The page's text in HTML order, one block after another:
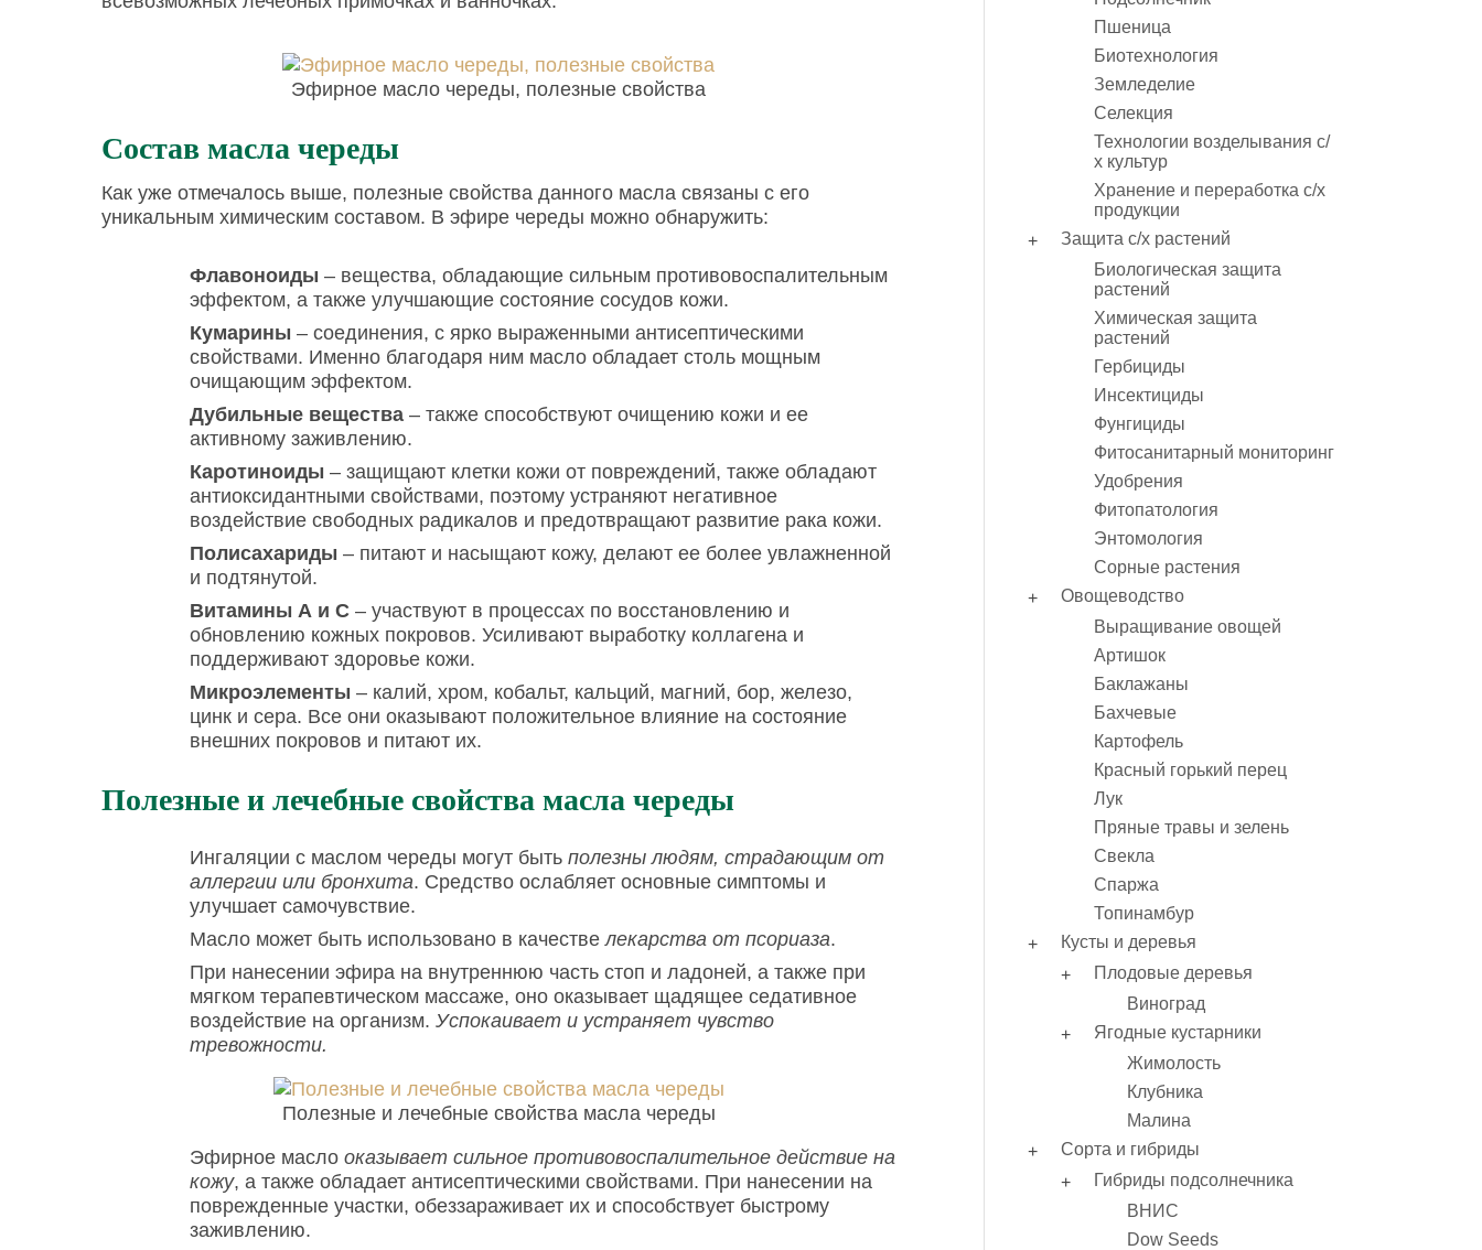
Эфирное масло череды, полезные свойства
Состав масла череды
Как уже отмечалось выше, полезные свойства данного масла связаны с его
уникальным химическим составом. В эфире череды можно обнаружить:
Флавоноиды – вещества, обладающие сильным противовоспалительным
эффектом, а также улучшающие состояние сосудов кожи.
Кумарины – соединения, с ярко выраженными антисептическими
свойствами. Именно благодаря ним масло обладает столь мощным
очищающим эффектом.
Дубильные вещества – также способствуют очищению кожи и ее
активному заживлению.
Каротиноиды – защищают клетки кожи от повреждений, также обладают
антиоксидантными свойствами, поэтому устраняют негативное
воздействие свободных радикалов и предотвращают развитие рака кожи.
Полисахариды – питают и насыщают кожу, делают ее более увлажненной
и подтянутой.
Витамины А и С – участвуют в процессах по восстановлению и
обновлению кожных покровов. Усиливают выработку коллагена и
поддерживают здоровье кожи.
Микроэлементы – калий, хром, кобальт, кальций, магний, бор, железо,
цинк и сера. Все они оказывают положительное влияние на состояние
внешних покровов и питают их.
Полезные и лечебные свойства масла череды
Ингаляции с маслом череды могут быть полезны людям, страдающим от
аллергии или бронхита. Средство ослабляет основные симптомы и
улучшает самочувствие.
Масло может быть использовано в качествелекарства от псориаза.
При нанесении эфира на внутреннюю часть стоп и ладоней, а также при
мягком терапевтическом массаже, оно оказывает щадящее седативное
воздействие на организм. Успокаивает и устраняет чувство
тревожности.
Полезные и лечебные свойства масла череды
Эфирное масло оказывает сильное противовоспалительное действие на
кожу, а также обладает антисептическими свойствами. При нанесении на
поврежденные участки, обеззараживает их и способствует быстрому
заживлению.
Пшеница
Биотехнология
Земледелие
Селекция
Технологии возделывания с/
х культур
Хранение и переработка с/х
продукции
Защита с/х растений
Биологическая защита
растений
Химическая защита
растений
Гербициды
Инсектициды
Фунгициды
Фитосанитарный мониторинг
Удобрения
Фитопатология
Энтомология
Сорные растения
Овощеводство
Выращивание овощей
Артишок
Баклажаны
Бахчевые
Картофель
Красный горький перец
Лук
Пряные травы и зелень
Свекла
Спаржа
Топинамбур
Кусты и деревья
Плодовые деревья
Виноград
Ягодные кустарники
Жимолость
Клубника
Малина
Сорта и гибриды
Гибриды подсолнечника
ВНИС
Dow Seeds